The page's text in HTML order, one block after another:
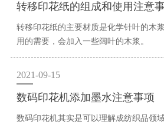
转移印花纸的组成和使用注意
转移印花纸的主要材质是化学针叶的木
用的需要，会加入一些阔叶的木浆。
2021-09-15
数码印花机添加墨水注意事项
数码印花机其实是可以理解成纺织品领